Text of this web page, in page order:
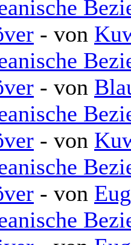
- von
- von
- von
- von